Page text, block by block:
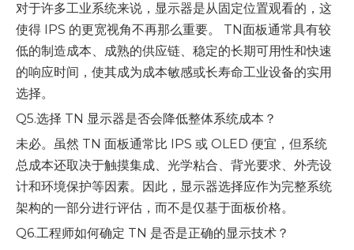
对于许多工业系统来说，显示器是从固定位置观看的，这
使得 IPS 的更宽视角不再那么重要。 TN面板通常具有较
低的制造成本、成熟的供应链、稳定的长期可用性和快速
的响应时间，使其成为成本敏感或长寿命工业设备的实用
选择。
Q5.选择 TN 显示器是否会降低整体系统成本？
未必。虽然 TN 面板通常比 IPS 或 OLED 便宜，但系统
总成本还取决于触摸集成、光学粘合、背光要求、外壳设
计和环境保护等因素。因此，显示器选择应作为完整系统
架构的一部分进行评估，而不是仅基于面板价格。
Q6.工程师如何确定 TN 是否是正确的显示技术？